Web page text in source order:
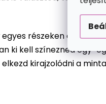
egyes részeken csak
ki kell színezned egy-
kirajzolódni a